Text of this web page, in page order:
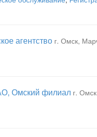
агентство г. Омск,
Омский филиал г.